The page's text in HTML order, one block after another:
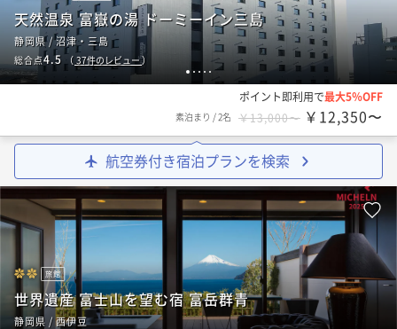
1 2 3 4 5
天然温泉 富嶽の湯 ドーミーイン三島
静岡県 / 沼津・三島
総合点4.5 （ 37件のレビュー）
ポイント即利用で最大5％OFF
素泊まり /2名 ￥13,000〜 ￥12,350〜
航空券付き宿泊プランを検索
旅館
世界遺産 富士山を望む宿 富岳群青
静岡県 / 西伊豆